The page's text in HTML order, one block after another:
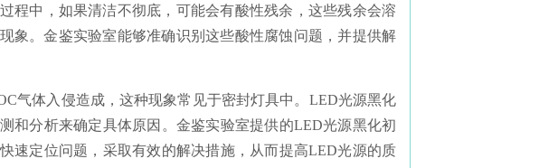
程中，如果清洁不彻底，可能会有酸性残余，这些残余会溶
象。金鉴实验室能够准确识别这些酸性腐蚀问题，并提供解
气体入侵造成，这种现象常见于密封灯具中。LED光源黑化
和分析来确定具体原因。金鉴实验室提供的LED光源黑化初
速定位问题，采取有效的解决措施，从而提高LED光源的质